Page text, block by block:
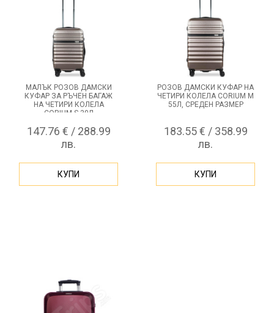
МАЛЪК РОЗОВ ДАМСКИ
КУФАР ЗА РЪЧЕН БАГАЖ
НА ЧЕТИРИ КОЛЕЛА
CORIUM S 30Л
147.76 € / 288.99
лв.
КУПИ
РОЗОВ ДАМСКИ КУФАР НА
ЧЕТИРИ КОЛЕЛА CORIUM M
55Л, СРЕДЕН РАЗМЕР
183.55 € / 358.99
лв.
КУПИ